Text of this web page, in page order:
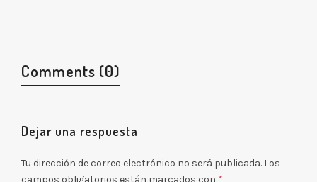
Comments (0)
Dejar una respuesta
Tu dirección de correo electrónico no será publicada. Los
campos obligatorios están marcados con *